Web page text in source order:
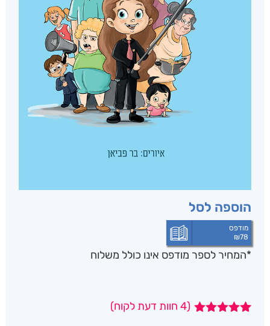
הוספה לסל
מודפס
₪78
*המחיר לספר מודפס אינו כולל משלוח
(
4 חוות דעת לקוח)